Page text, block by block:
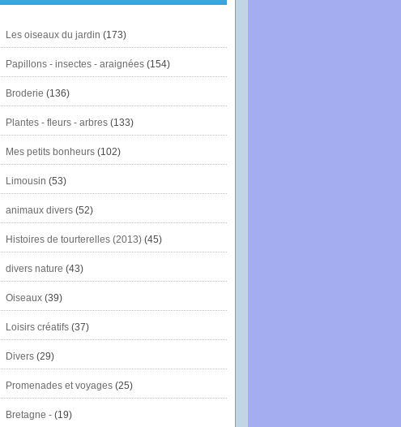
Les oiseaux du jardin (173)
Papillons - insectes - araignées(154)
Broderie (136)
Plantes - fleurs - arbres(133)
Mes petits bonheurs(102)
Limousin (53)
animaux divers(52)
Histoires de tourterelles (2013)(45)
divers nature (43)
Oiseaux(39)
Loisirs créatifs(37)
Divers(29)
Promenades et voyages(25)
Bretagne -(19)